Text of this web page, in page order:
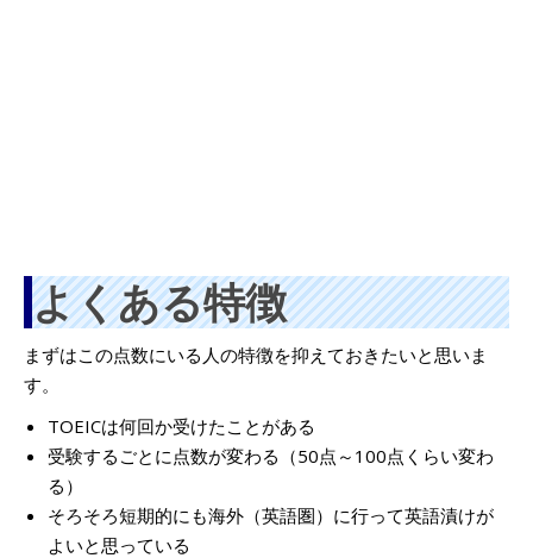
よくある特徴
まずはこの点数にいる人の特徴を抑えておきたいと思いま
す。
TOEICは何回か受けたことがある
受験するごとに点数が変わる（50点～100点くらい変わ
る）
そろそろ短期的にも海外（英語圏）に行って英語漬けが
よいと思っている